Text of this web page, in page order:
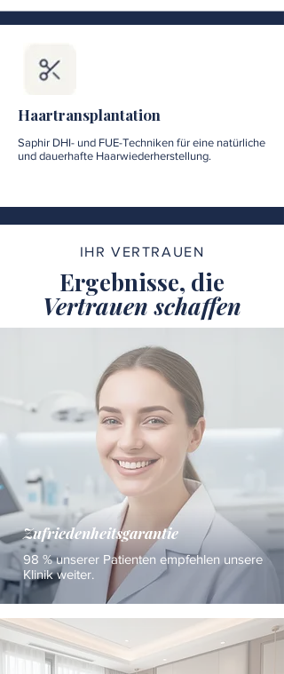
Haartransplantation
Saphir DHI- und FUE-Techniken für eine natürliche
und dauerhafte Haarwiederherstellung.
IHR VERTRAUEN
Ergebnisse, die
Vertrauen schaffen
Zufriedenheitsgarantie
98 % unserer Patienten empfehlen unsere
Klinik weiter.